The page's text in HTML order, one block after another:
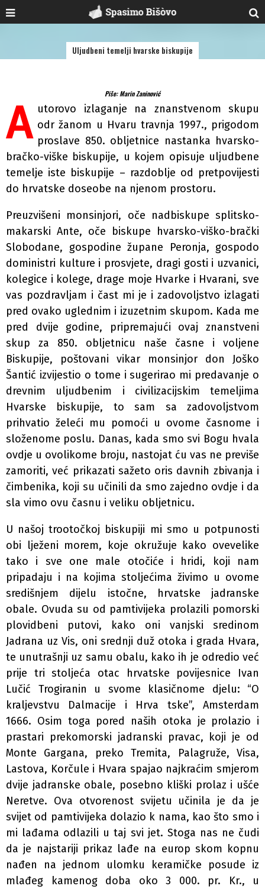
Uljudbeni temelji hvarske biskupije
Piše: Marin Zaninović
A utorovo izlaganje na znanstvenom skupu
odr­ žanom u Hvaru travnja 1997., prigodom
proslave 850. obljetnice nastanka hvarsko-
bračko-viške biskupije, u kojem opisuje uljudbene
temelje iste biskupije – razdoblje od pretpovijesti
do hrvatske doseobe na njenom prostoru.
Preuzvišeni monsinjori, oče nadbiskupe splitsko-
ma­karski Ante, oče biskupe hvarsko-viško-brački
Slobodane, gospodine župane Peronja, gospodo
doministri kulture i prosvjete, dragi gosti i uzvanici,
kolegice i kolege, drage moje Hvarke i Hvarani, sve
vas pozdravljam i čast mi je i zadovoljstvo izlagati
pred ovako uglednim i izuzetnim skupom. Kada me
pred dvije godine, pripremajući ovaj znanstveni
skup za 850. obljetnicu naše časne i voljene
Biskupije, poštovani vikar monsinjor don Joško
Šantić izvijestio o tome i sugerirao mi predavanje o
drevnim uljudbenim i civilizacijskim temeljima
Hvarske biskupije, to sam sa zadovoljstvom
prihvatio želeći mu pomoći u ovome časnome i
složenome poslu. Danas, kada smo svi Bogu hvala
ovdje u ovolikome broju, nastojat ću vas ne previše
zamoriti, već prikazati sažeto oris davnih zbivanja i
čimbenika, koji su učinili da smo zajedno ovdje i da
sla­ vimo ovu časnu i veliku obljetnicu.
U našoj trootočkoj biskupiji mi smo u potpunosti
obi­ lježeni morem, koje okružuje kako ovevelike
tako i sve one male otočiće i hridi, koji nam
pripadaju i na kojima stoljećima živimo u ovome
središnjem dijelu istočne, hrvatske jadranske
obale. Ovuda su od pamtivijeka prolazili pomorski
plovidbeni putovi, kako oni vanjski sredinom
Jadrana uz Vis, oni srednji duž otoka i grada Hvara,
te unutrašnji uz samu obalu, kako ih je odredio već
prije tri stoljeća otac hrvatske povijesnice Ivan
Lučić Trogiranin u svome klasičnome djelu: “O
kraljevstvu Dalmacije i Hrva­ tske”, Amsterdam
1666. Osim toga pored naših otoka je prolazio i
prastari prekomorski jadranski pravac, koji je od
Monte Gargana, preko Tremita, Palagruže, Visa,
Lastova, Korčule i Hvara spajao najkraćim smjerom
dvije jadranske obale, posebno kliški prolaz i ušće
Neretve. Ova otvorenost svijetu učinila je da je
svijet od pamtivijeka dolazio k nama, kao što smo i
mi lađama odlazili u taj svi­ jet. Stoga nas ne čudi
da je najstariji prikaz lađe na europ­ skom kopnu
nađen na jednom ulomku keramičke posude iz
mlađeg kamenog doba oko 3 000. pr. Kr., u